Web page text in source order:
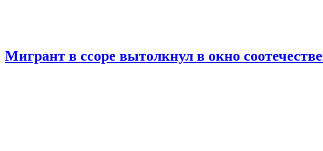
Мигрант в ссоре вытолкнул в окно